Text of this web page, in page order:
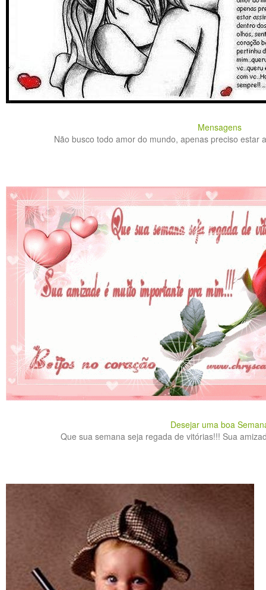
Mensagens
Não busco todo amor do mundo, apenas preciso estar
Desejar uma boa
Que sua semana seja regada de vitórias!!! Sua